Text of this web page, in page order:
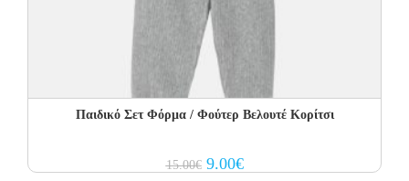
Παιδικό Σετ Φόρμα / Φούτερ Βελουτέ Κορίτσι
15.00€ Original
price
9.00€Current
price